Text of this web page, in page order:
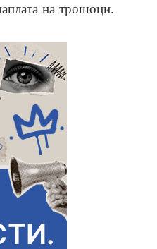
на трошоци.